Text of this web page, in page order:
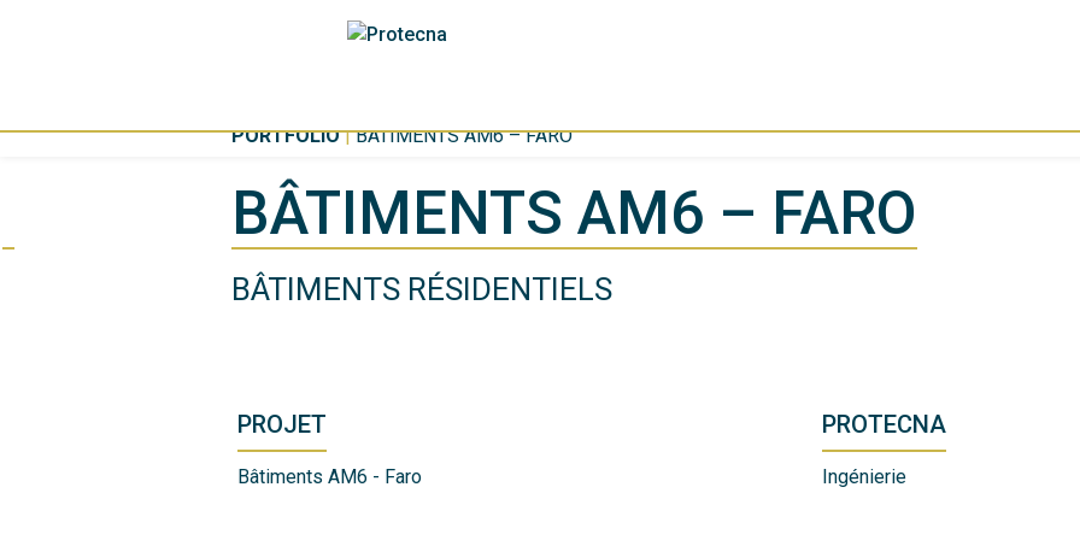
PORTFOLIO |BÂTIMENTS AM6 – FARO
BÂTIMENTS AM6 – FARO
BÂTIMENTS RÉSIDENTIELS
PROJET
Bâtiments AM6 - Faro
PROTECNA
Ingénierie